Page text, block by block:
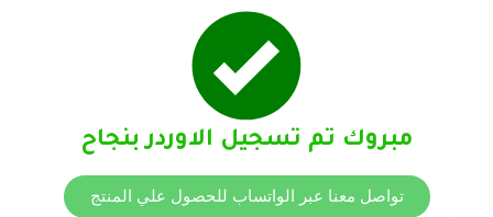
مبروك تم تسجيل الاوردر بنجاح
تواصل معنا عبر الواتساب للحصول علي المنتج